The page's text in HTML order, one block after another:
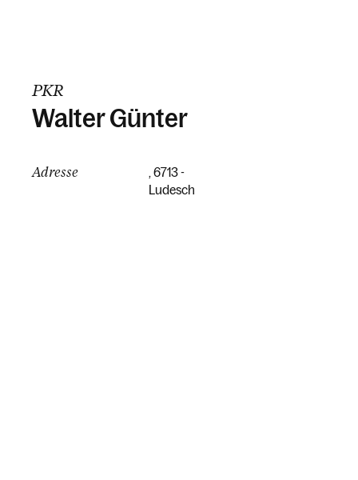
PKR
Walter Günter
Adresse
, 6713 -
Ludesch